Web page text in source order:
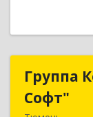
Группа
Софт"